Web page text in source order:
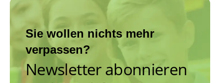
Sie wollen nichts mehr
verpassen?
Newsletter abonnieren